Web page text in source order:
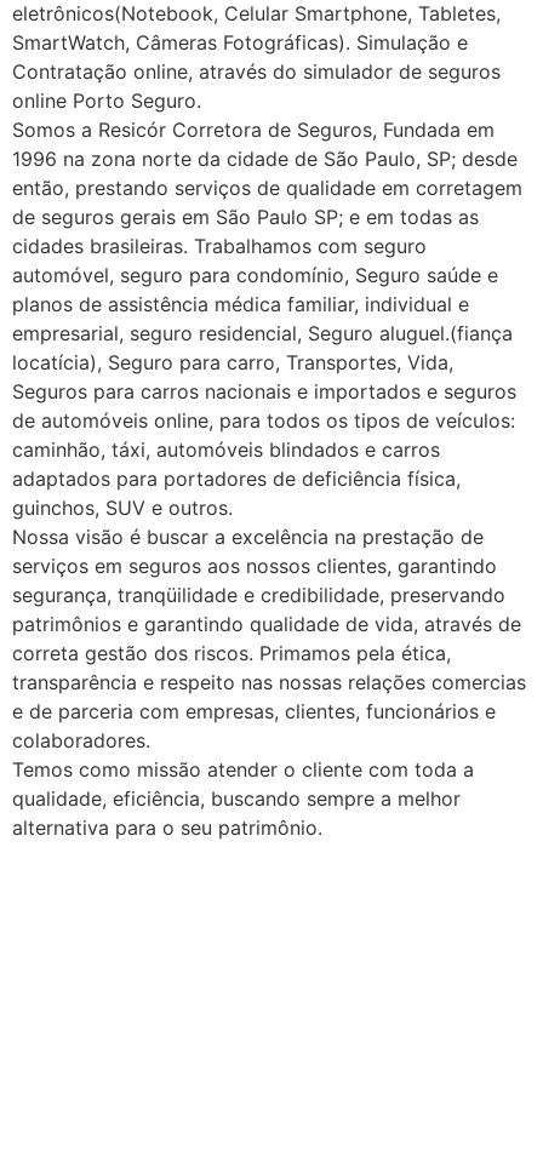
eletrônicos(Notebook, Celular Smartphone, Tabletes,
SmartWatch, Câmeras Fotográficas). Simulação e
Contratação online, através do simulador de seguros
online Porto Seguro.
Somos a Resicór Corretora de Seguros, Fundada em
1996 na zona norte da cidade de São Paulo, SP; desde
então, prestando serviços de qualidade em corretagem
de seguros gerais em São Paulo SP; e em todas as
cidades brasileiras. Trabalhamos com seguro
automóvel, seguro para condomínio, Seguro saúde e
planos de assistência médica familiar, individual e
empresarial, seguro residencial, Seguro aluguel.(fiança
locatícia), Seguro para carro, Transportes, Vida,
Seguros para carros nacionais e importados e seguros
de automóveis online, para todos os tipos de veículos:
caminhão, táxi, automóveis blindados e carros
adaptados para portadores de deficiência física,
guinchos, SUV e outros.
Nossa visão é buscar a excelência na prestação de
serviços em seguros aos nossos clientes, garantindo
segurança, tranqüilidade e credibilidade, preservando
patrimônios e garantindo qualidade de vida, através de
correta gestão dos riscos. Primamos pela ética,
transparência e respeito nas nossas relações comercias
e de parceria com empresas, clientes, funcionários e
colaboradores.
Temos como missão atender o cliente com toda a
qualidade, eficiência, buscando sempre a melhor
alternativa para o seu patrimônio.